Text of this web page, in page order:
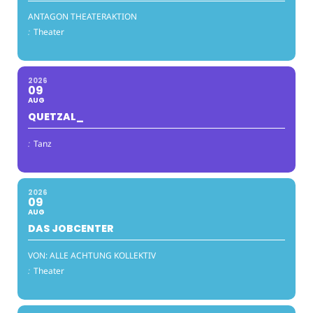
ANTAGON THEATERAKTION
: Theater
2026
09
AUG
QUETZAL_
: Tanz
2026
09
AUG
DAS JOBCENTER
VON: ALLE ACHTUNG KOLLEKTIV
: Theater